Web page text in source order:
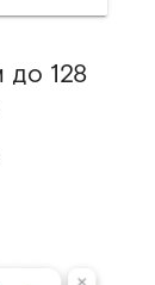
128